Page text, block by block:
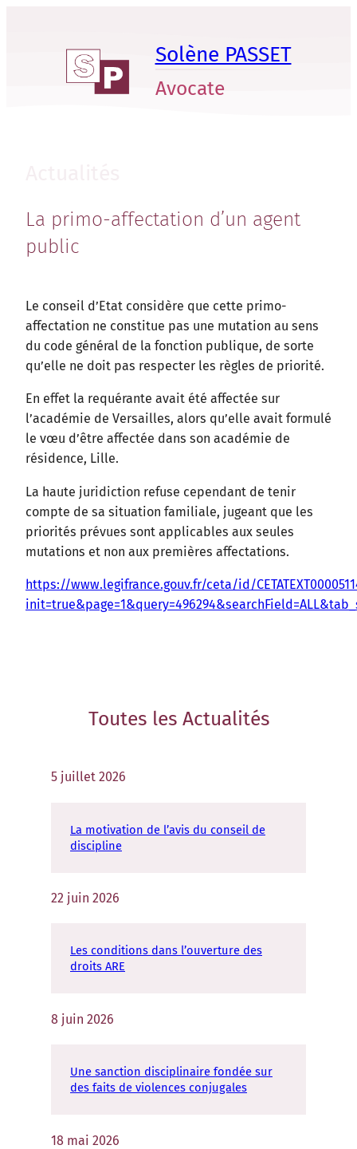
Solène PASSET
Avocate
La primo-affectation d’un agent
public
Le conseil d’Etat considère que cette primo-
affectation ne constitue pas une mutation au sens
du code général de la fonction publique, de sorte
qu’elle ne doit pas respecter les règles de priorité.
En effet la requérante avait été affectée sur
l’académie de Versailles, alors qu’elle avait formulé
le vœu d’être affectée dans son académie de
résidence, Lille.
La haute juridiction refuse cependant de tenir
compte de sa situation familiale, jugeant que les
priorités prévues sont applicables aux seules
mutations et non aux premières affectations.
https://www.legifrance.gouv.fr/ceta/id/
Toutes les Actualités
5 juillet 2026
La motivation de l’avis du conseil de
discipline
22 juin 2026
Les conditions dans l’ouverture des
droits ARE
8 juin 2026
Une sanction disciplinaire fondée sur
des faits de violences conjugales
18 mai 2026